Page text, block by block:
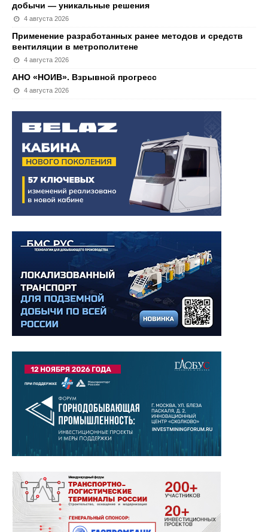
добычи — уникальные решения
4 августа 2026
Применение разработанных ранее методов и средств
вентиляции в метрополитене
4 августа 2026
АНО «НОИВ». Взрывной прогресс
4 августа 2026